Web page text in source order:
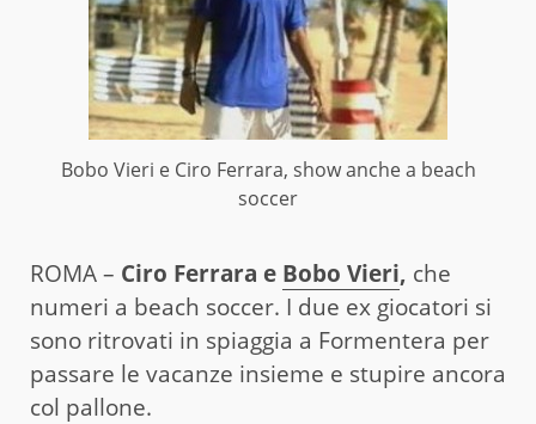
Bobo Vieri e Ciro Ferrara, show anche a beach
soccer
ROMA – Ciro Ferrara e Bobo Vieri, che
numeri a beach soccer. I due ex giocatori si
sono ritrovati in spiaggia a Formentera per
passare le vacanze insieme e stupire ancora
col pallone.